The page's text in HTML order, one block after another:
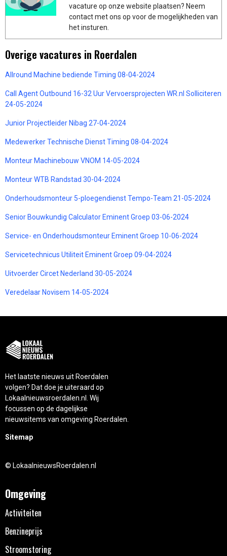
vacature op onze website plaatsen? Neem
contact met ons op voor de mogelijkheden van
het insturen.
Overige vacatures in Roerdalen
Allround Machine bediende Timing 08-04-2024
Call Agent Outbound 16-32 Uur Vervoersprojecten WR.nl Solliciteren
24-05-2024
Junior Projectleider Nibag 27-04-2024
Medewerker Technische Dienst Timing 08-04-2024
Monteur Machinebouw VNOM 14-05-2024
Monteur WTB Randstad 30-04-2024
Onderhoudsmonteur 5-ploegendienst Tempo-Team 21-05-2024
Senior Bouwkundig Calculator Eminent Groep 03-06-2024
Service- en Onderhoudsmonteur Eminent Groep 10-06-2024
Servicetechnicus Utiliteit Eminent Groep 09-04-2024
Uitvoerder Circet Nederland 30-05-2024
Veredelaar Novisem 14-05-2024
Het laatste nieuws uit Roerdalen
volgen? Dat doe je uiteraard op
Lokaalnieuwsroerdalen.nl. Wij
focussen op de dagelijkse
nieuwsitems van omgeving Roerdalen.
Sitemap
© LokaalnieuwsRoerdalen.nl
Omgeving
Activiteiten
Benzineprijs
Stroomstoring